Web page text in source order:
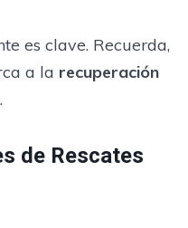
es clave. Recuerda,
a la recuperación
.
de Rescates